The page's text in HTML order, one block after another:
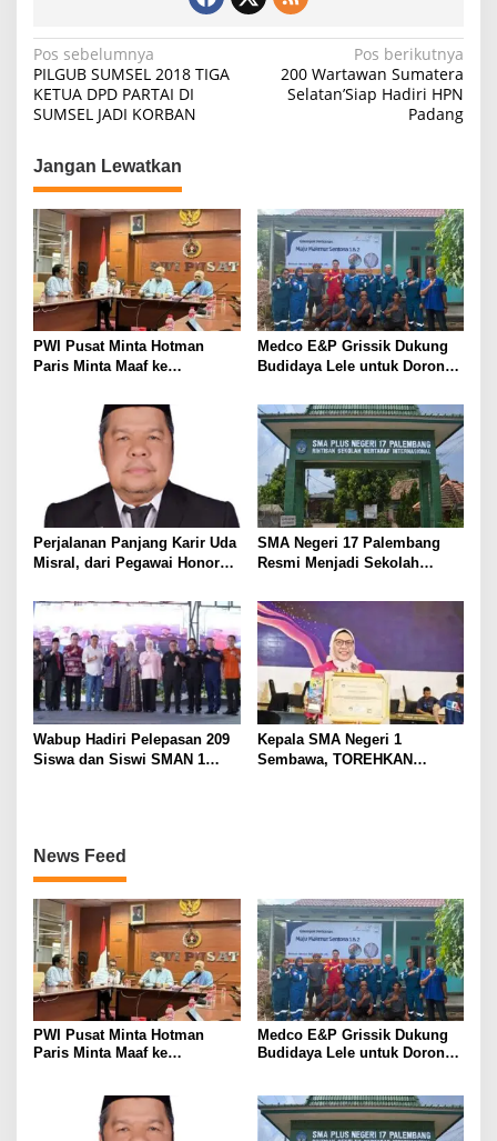
N
a
v
i
g
a
s
i
p
o
s
Pos sebelumnya
PILGUB SUMSEL 2018 TIGA
KETUA DPD PARTAI DI
SUMSEL JADI KORBAN
Pos berikutnya
200 Wartawan Sumatera
Selatan’Siap Hadiri HPN
Padang
Jangan Lewatkan
PWI Pusat Minta Hotman
Paris Minta Maaf ke
Pers Harus Dihormati
Medco E&P Grissik Dukung
Budidaya Lele untuk Dorong
Masyarakat
Perjalanan Panjang Karir Uda
Misral, dari Pegawai Honorer
Karir Jabatan Struktural
Eselon III
SMA Negeri 17 Palembang
Resmi Menjadi Sekolah
Wabup Hadiri Pelepasan 209
Siswa dan Siswi SMAN 1
Kepala SMA Negeri 1
Sembawa, TOREHKAN
News Feed
PWI Pusat Minta Hotman
Paris Minta Maaf ke
Medco E&P Grissik Dukung
Budidaya Lele untuk Dorong